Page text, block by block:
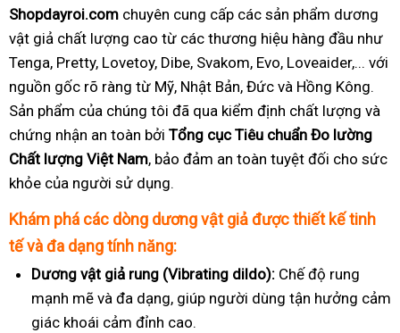
Shopdayroi.com chuyên cung cấp các sản phẩm dương
vật giả chất lượng cao từ các thương hiệu hàng đầu như
Tenga, Pretty, Lovetoy, Dibe, Svakom, Evo, Loveaider,... với
nguồn gốc rõ ràng từ Mỹ, Nhật Bản, Đức và Hồng Kông.
Sản phẩm của chúng tôi đã qua kiểm định chất lượng và
chứng nhận an toàn bởi Tổng cục Tiêu chuẩn Đo lường
Chất lượng Việt Nam, bảo đảm an toàn tuyệt đối cho sức
khỏe của người sử dụng.
Khám phá các dòng dương vật giả được thiết kế tinh
tế và đa dạng tính năng:
Dương vật giả rung (Vibrating dildo): Chế độ rung
mạnh mẽ và đa dạng, giúp người dùng tận hưởng cảm
giác khoái cảm đỉnh cao.